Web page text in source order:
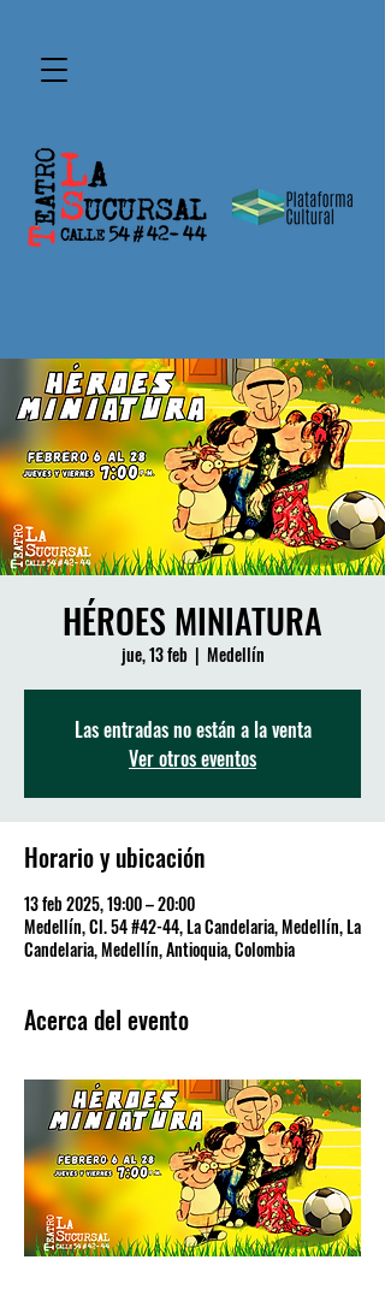
HÉROES MINIATURA
jue, 13 feb
  |
Medellín
Las entradas no están a la venta
Ver otros eventos
Horario y ubicación
13 feb 2025, 19:00 – 20:00
Medellín, Cl. 54 #42-44, La Candelaria, Medellín, La
Candelaria, Medellín, Antioquia, Colombia
Acerca del evento